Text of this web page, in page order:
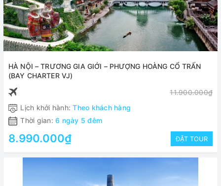
HÀ NỘI – TRƯƠNG GIA GIỚI – PHƯỢNG HOÀNG CỔ TRẤN
(BAY CHARTER VJ)
11.900.000₫
Lịch khởi hành:Theo khách hàng
Thời gian: 6 ngày 5 đêm
8.990.000₫ ĐẶT TOUR